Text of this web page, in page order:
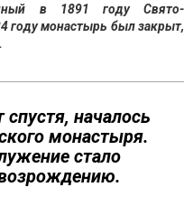
в 1891 году Свято-
году монастырь был закрыт,
спустя, началось
монастыря.
стало